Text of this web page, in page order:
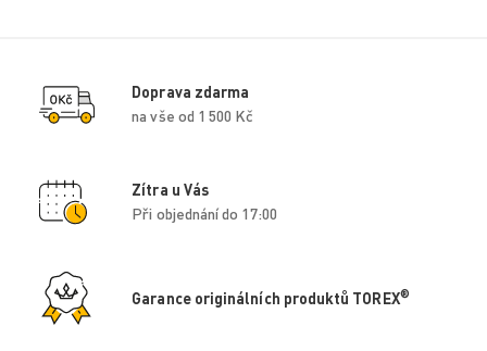
Doprava zdarma
na vše od 1 500 Kč
Zítra u Vás
Při objednání do 17:00
Garance originálních produktů TOREX®